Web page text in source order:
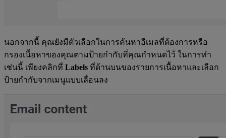
นอกจากนี้ คุณยังมีตัวเลือกในการค้นหาอีเมลที่ต้องการหรือ
กรองเนื้อหาของคุณตามป้ายกำกับที่คุณกำหนดไว้ ในการทำ
เช่นนี้ เพียงคลิกที่ Labels ที่ด้านบนของรายการเนื้อหาและเลือก
ป้ายกำกับจากเมนูแบบเลื่อนลง